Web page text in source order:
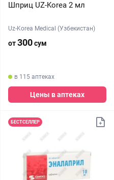
Шприц UZ-Korea 2 мл
Uz-Korea Medical (Узбекистан)
от300сум
в 115 аптеках
Цены в аптеках
БЕСТСЕЛЛЕР